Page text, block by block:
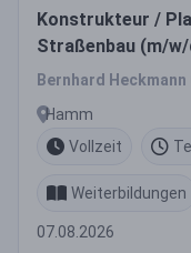
Konstrukteur /
Straßenbau (m/
Bernhard Heckmann
Hamm
Vollzeit
Weiterbildungen
07.08.2026